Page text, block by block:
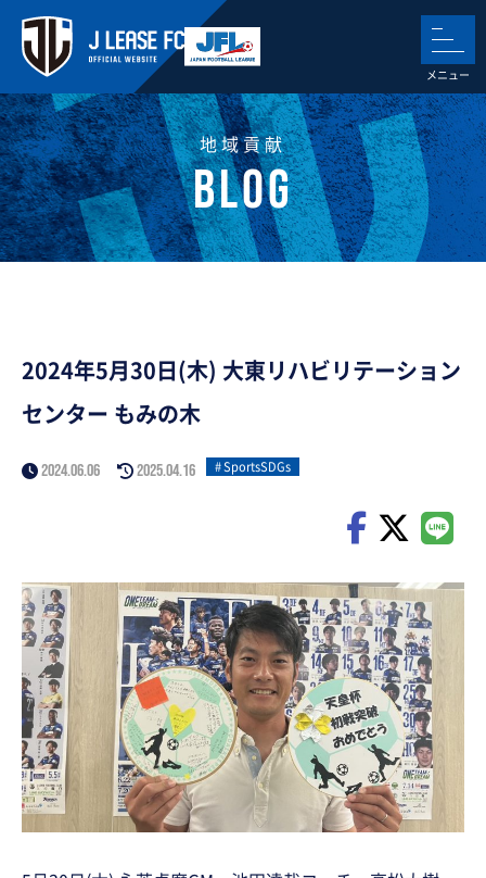
地域貢献
2024年5月30日(木) 大東リハビリテーション
センター もみの木
2024.06.06 2025.04.16 SportsSDGs